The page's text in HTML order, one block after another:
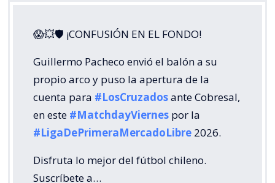
😱💥🛡 ¡CONFUSIÓN EN EL FONDO!
Guillermo Pacheco envió el balón a su
propio arco y puso la apertura de la
cuenta para #LosCruzadosante Cobresal,
en este #MatchdayViernes por la
#LigaDePrimeraMercadoLibre 2026.
Disfruta lo mejor del fútbol chileno.
Suscríbete a…